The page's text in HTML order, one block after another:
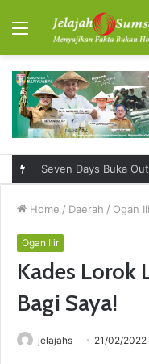
Menu
Home / Daerah / Ogan
Ogan Ilir
Kades Lorok
Bagi Saya!
jelajahs 21/02/2022